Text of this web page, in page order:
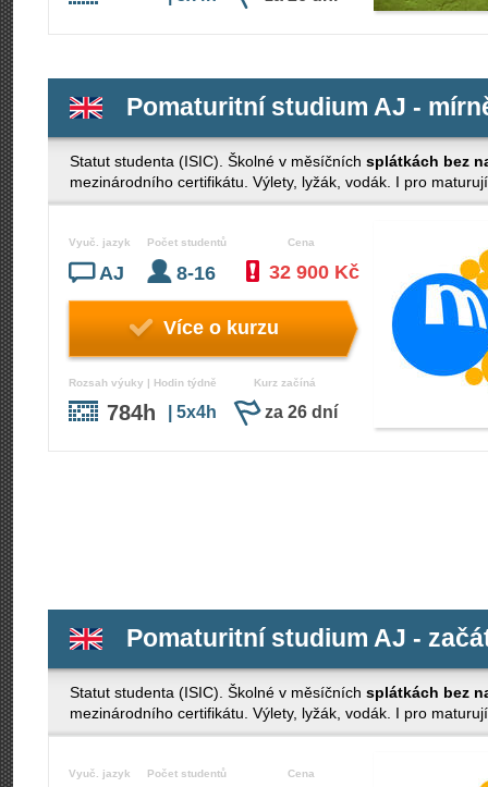
Pomaturitní studium AJ -
Statut studenta (ISIC). Školné v měsíčních splátkách bez
mezinárodního certifikátu. Výlety, lyžák, vodák. I pro
Vyuč. jazyk
AJ
Počet studentů
8-16
Cena
32 900 Kč
Více o kurzu
Rozsah výuky | Hodin týdně
784h | 5x4h
Kurz začíná
za 26 dní
Pomaturitní studium AJ -
Statut studenta (ISIC). Školné v měsíčních splátkách bez
mezinárodního certifikátu. Výlety, lyžák, vodák. I pro
Vyuč. jazyk Počet studentů Cena